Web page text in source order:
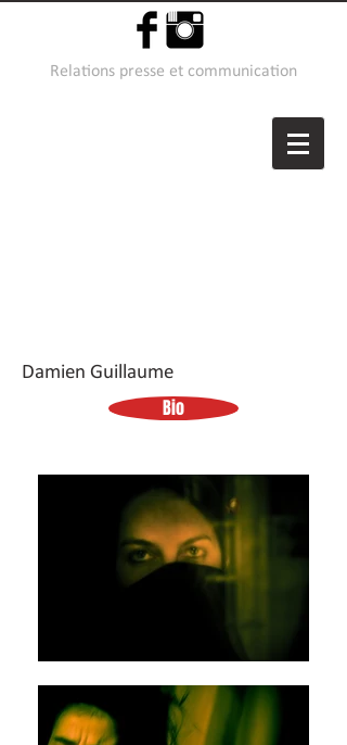
Relations presse et communication
Damien Guillaume
Bio